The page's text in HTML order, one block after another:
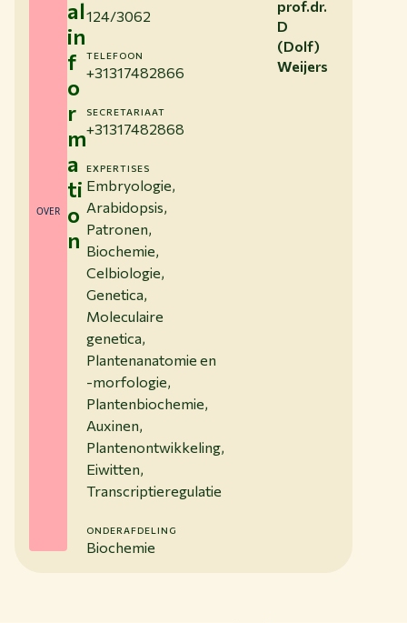
OVER
al
in
f
o
r
m
a
ti
o
n
124/3062
TELEFOON
+31317482866
SECRETARIAAT
+31317482868
EXPERTISES
Embryologie,
Arabidopsis,
Patronen,
Biochemie,
Celbiologie,
Genetica,
Moleculaire
genetica,
Plantenanatomie en
-morfologie,
Plantenbiochemie,
Auxinen,
Plantenontwikkeling,
Eiwitten,
Transcriptieregulatie
ONDERAFDELING
Biochemie
prof.dr.
D
(Dolf)
Weijers